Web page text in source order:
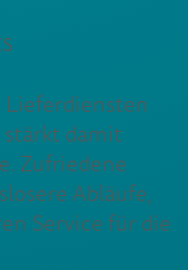
damit
Zufriedene
Abläufe,
Service für die